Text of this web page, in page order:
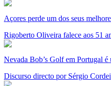
Açores perde um dos seus
Rigoberto Oliveira falece aos 51
Nevada Bob’s Golf em Portugal é
Discurso directo por Sérgio